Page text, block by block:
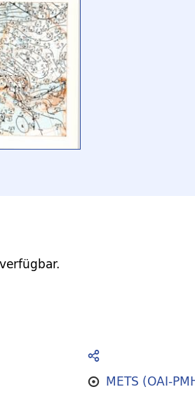
METS (OAI-